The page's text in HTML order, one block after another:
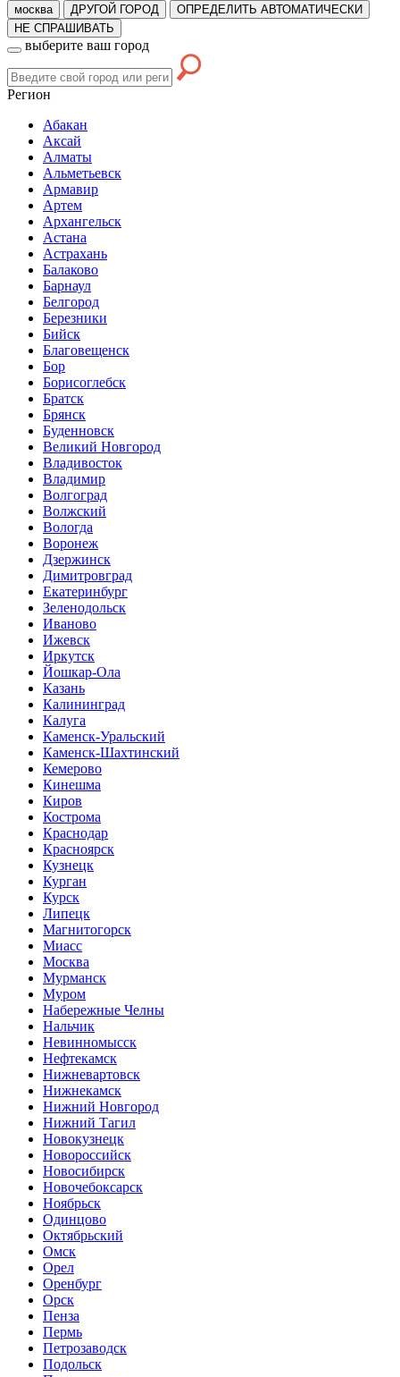
москва ДРУГОЙ ГОРОД
ОПРЕДЕЛИТЬ АВТОМАТИЧЕСКИ
НЕ СПРАШИВАТЬ
выберите ваш город
Регион
Абакан
Аксай
Алматы
Альметьевск
Армавир
Артем
Архангельск
Астана
Астрахань
Балаково
Барнаул
Белгород
Березники
Бийск
Благовещенск
Бор
Борисоглебск
Братск
Брянск
Буденновск
Великий Новгород
Владивосток
Владимир
Волгоград
Волжский
Вологда
Воронеж
Дзержинск
Димитровград
Екатеринбург
Зеленодольск
Иваново
Ижевск
Иркутск
Йошкар-Ола
Казань
Калининград
Калуга
Каменск-Уральский
Каменск-Шахтинский
Кемерово
Кинешма
Киров
Кострома
Краснодар
Красноярск
Кузнецк
Курган
Курск
Липецк
Магнитогорск
Миасс
Москва
Мурманск
Муром
Набережные Челны
Нальчик
Невинномысск
Нефтекамск
Нижневартовск
Нижнекамск
Нижний Новгород
Нижний Тагил
Новокузнецк
Новороссийск
Новосибирск
Новочебоксарск
Ноябрьск
Одинцово
Октябрьский
Омск
Орел
Оренбург
Орск
Пенза
Пермь
Петрозаводск
Подольск